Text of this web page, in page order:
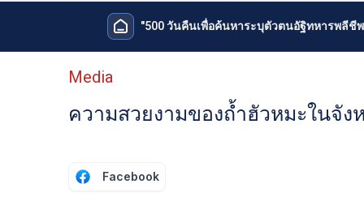
Menu trang chủ tiếng Thái
"500 วันคืนเพื่อค้นหาระบุตัวตนอัฐิทหารพลีชี
Menu phụ tiếng Thái
Media
ความสวยงามของถ้ำฮัวหมะในจัง
Facebook